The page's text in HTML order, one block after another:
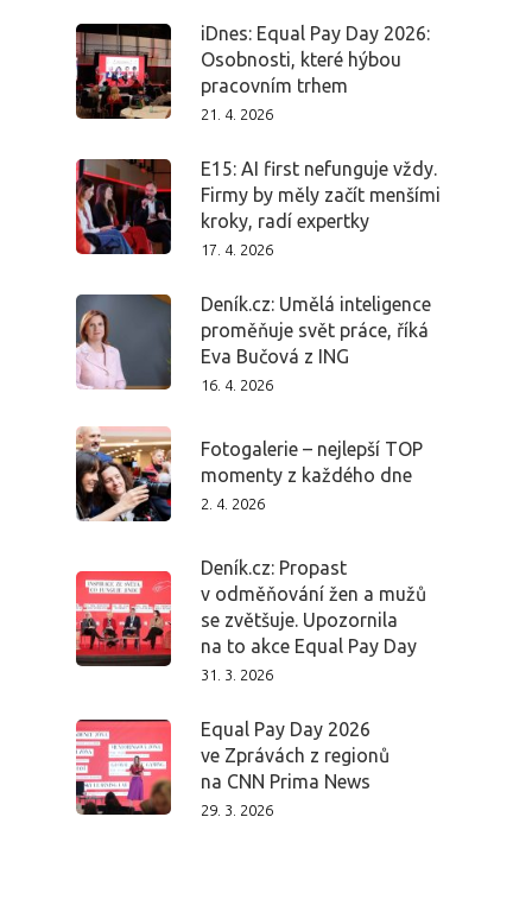
iDnes: Equal Pay Day 2026:
Osobnosti, které hýbou
pracovním trhem
21. 4. 2026
E15: AI first nefunguje vždy.
Firmy by měly začít menšími
kroky, radí expertky
17. 4. 2026
Deník.cz: Umělá inteligence
proměňuje svět práce, říká
Eva Bučová z ING
16. 4. 2026
Fotogalerie – nejlepší TOP
momenty z každého dne
2. 4. 2026
Deník.cz: Propast
v odměňování žen a mužů
se zvětšuje. Upozornila
na to akce Equal Pay Day
31. 3. 2026
Equal Pay Day 2026
ve Zprávách z regionů
na CNN Prima News
29. 3. 2026